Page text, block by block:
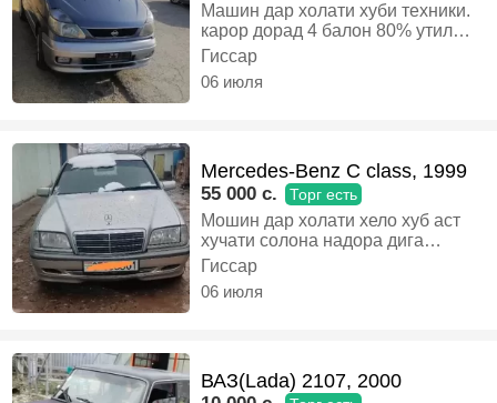
Машин дар холати хуби техники.
карор дорад 4 балон 80% утил
Дора 10 рузи дига документ Дора
мошин нахаду ягон айб надора
алишиям меша ба мошини
Гиссар
06 июля
Mercedes-Benz C class, 1999
55 000 c. Торг есть
Мошин дар холати хело хуб аст
хучати солона надора дига
хамачош кор мекна ягон камбуди
надора бо муомилам дора,
Бензин, Механика, Седан
Гиссар
06 июля
ВАЗ(Lada) 2107, 2000